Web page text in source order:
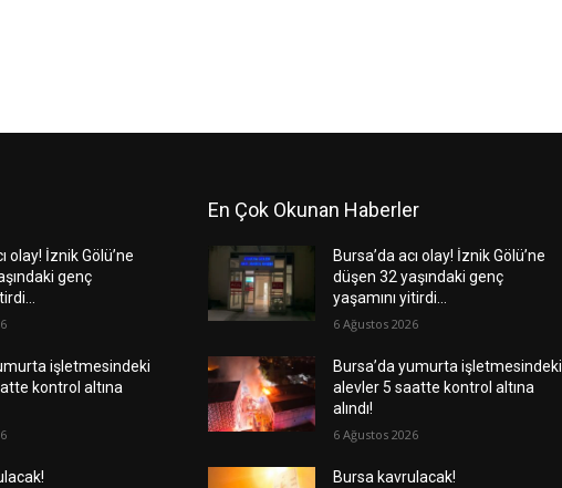
olay! İznik Gölü’ne
genç
işletmesindeki
kontrol altına
En Çok Okunan Haberler
Bursa’da acı olay! İznik Gölü’ne
düşen 32 yaşındaki genç
yaşamını yitirdi…
6 Ağustos 2026
Bursa’da yumurta işletmesindeki
alevler 5 saatte kontrol altına
alındı!
6 Ağustos 2026
Bursa kavrulacak!